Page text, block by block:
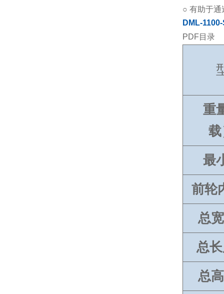
○ 有助于通
DML-1100-
PDF目录
重
最
前轮
总
总
总